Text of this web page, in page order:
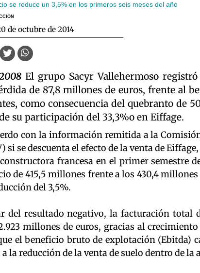
se reduce un 3,5% en los primeros seis meses del año
de octubre de 2014
El grupo Sacyr Vallehermoso
de 87,8 millones de euros, frente al
como consecuencia del quebranto de
su participación del 33,3%o en Eiffage.
con la información remitida a la
si se descuenta el efecto de la venta de
francesa en el primer semestre
de 415,5 millones frente a los 430,4
del 3,5%.
del resultado negativo, la facturación total
millones de euros, gracias al
el beneficio bruto de explotación (Ebitda)
la reducción de la venta de suelo dentro de